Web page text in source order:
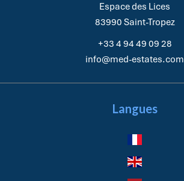
Espace des Lices
83990 Saint-Tropez
+33 4 94 49 09 28
info@med-estates.com
Langues